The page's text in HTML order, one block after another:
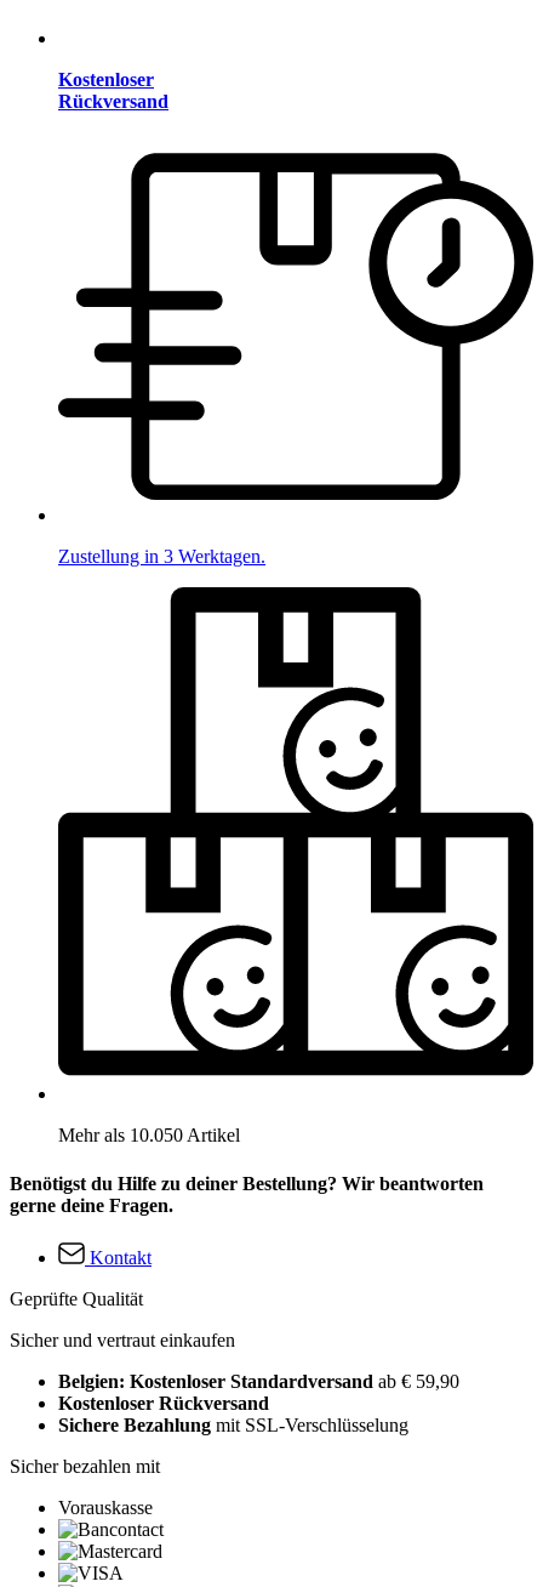
Kostenloser
Rückversand
Zustellung in 3 Werktagen.
Mehr als 10.050 Artikel
Benötigst du Hilfe zu deiner Bestellung? Wir beantworten
gerne deine Fragen.
Kontakt
Geprüfte Qualität
Sicher und vertraut einkaufen
Belgien: Kostenloser Standardversand ab € 59,90
Kostenloser Rückversand
Sichere Bezahlung mit SSL-Verschlüsselung
Sicher bezahlen mit
Vorauskasse